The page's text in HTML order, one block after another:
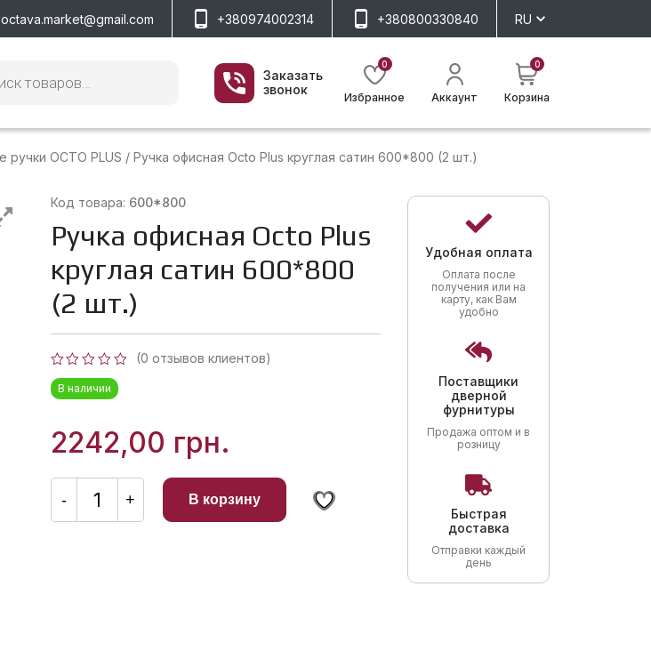
octava.market@gmail.com +380974002314 +380800330840 RU
Заказать
звонок
0
Избранное Аккаунт
0
Корзина
ручки OCTO PLUS / Ручка офисная Octo Plus круглая сатин 600*800 (2 шт.)
Код товара: 600*800
Ручка офисная Octo Plus
круглая сатин 600*800
(2 шт.)
Оценка
0
из
(0 отзывов клиентов)
В наличии
2242,00 грн.
-
Количество
товара
Ручка
офисная
+ В корзину
Удобная оплата
Оплата после
получения или на
карту, как Вам
удобно
Поставщики
дверной
фурнитуры
Продажа оптом и в
розницу
Быстрая
доставка
Отправки каждый
день